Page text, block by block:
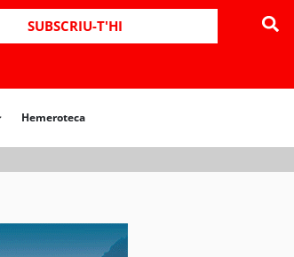
SUBSCRIU-T'HI
Hemeroteca
Hemeroteca